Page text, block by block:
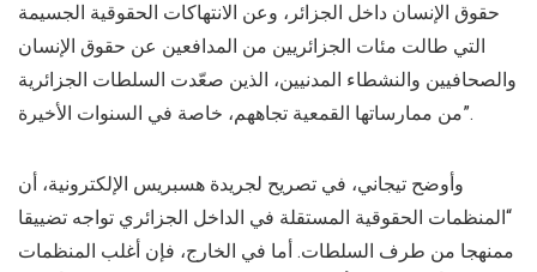
حقوق الإنسان داخل الجزائر، وعن الانتهاكات الحقوقية الجسيمة
التي طالت مئات الجزائريين من المدافعين عن حقوق الإنسان
والصحافيين والنشطاء المدنيين، الذين صعّدت السلطات الجزائرية
من ممارساتها القمعية تجاههم، خاصة في السنوات الأخيرة”.
وأوضح تيجاني، في تصريح لجريدة هسبريس الإلكترونية، أن
“المنظمات الحقوقية المستقلة في الداخل الجزائري تواجه تضييقا
ممنهجا من طرف السلطات. أما في الخارج، فإن أغلب المنظمات